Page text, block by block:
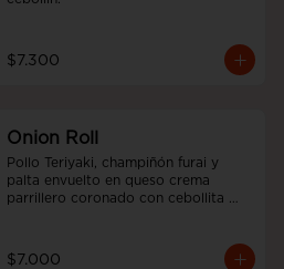
$7.300
Onion Roll
Pollo Teriyaki, champiñón furai y
palta envuelto en queso crema
parrillero coronado con cebollita
$7.000